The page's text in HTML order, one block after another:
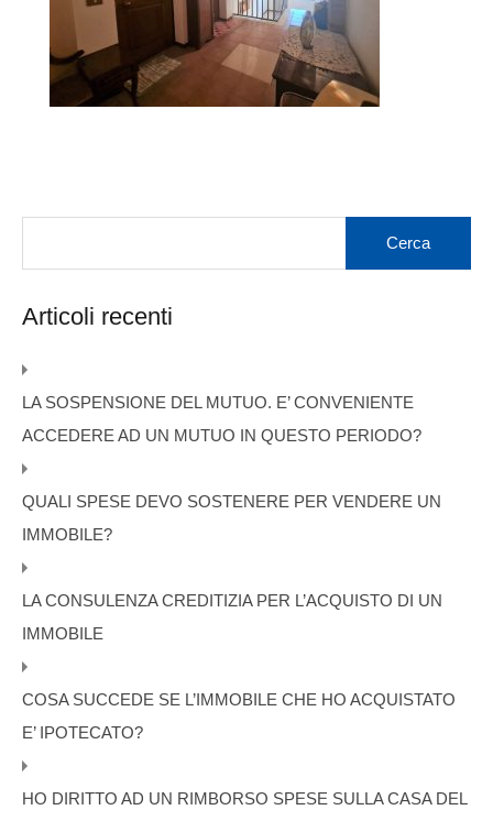
Articoli recenti
LA SOSPENSIONE DEL MUTUO. E’ CONVENIENTE
ACCEDERE AD UN MUTUO IN QUESTO PERIODO?
QUALI SPESE DEVO SOSTENERE PER VENDERE UN
IMMOBILE?
LA CONSULENZA CREDITIZIA PER L’ACQUISTO DI UN
IMMOBILE
COSA SUCCEDE SE L’IMMOBILE CHE HO ACQUISTATO
E’ IPOTECATO?
HO DIRITTO AD UN RIMBORSO SPESE SULLA CASA DEL